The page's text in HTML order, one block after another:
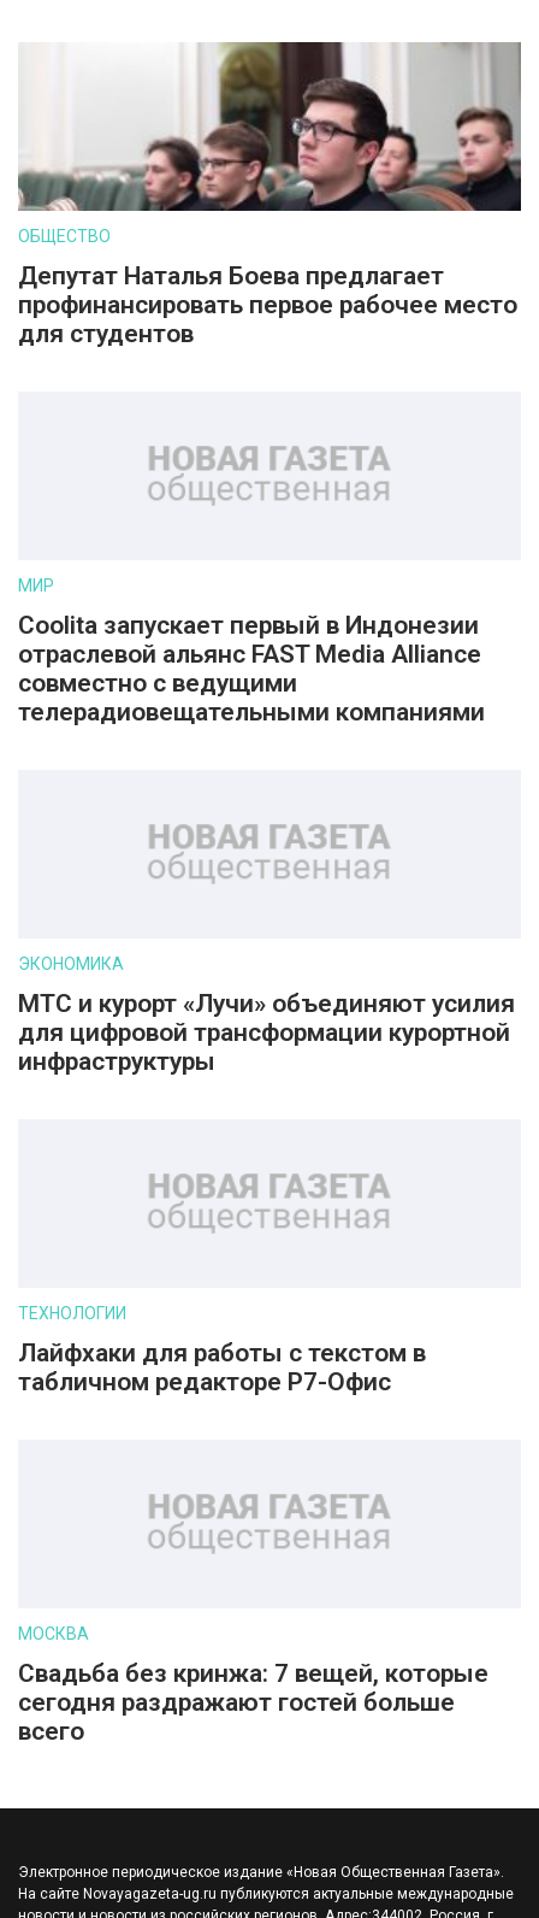
ОБЩЕСТВО
Депутат Наталья Боева предлагает
профинансировать первое рабочее место
для студентов
МИР
Coolita запускает первый в Индонезии
отраслевой альянс FAST Media Alliance
совместно с ведущими
телерадиовещательными компаниями
ЭКОНОМИКА
МТС и курорт «Лучи» объединяют усилия
для цифровой трансформации курортной
инфраструктуры
ТЕХНОЛОГИИ
Лайфхаки для работы с текстом в
табличном редакторе Р7-Офис
МОСКВА
Свадьба без кринжа: 7 вещей, которые
сегодня раздражают гостей больше
всего
Электронное периодическое издание «Новая Общественная Газета».
На сайте Novayagazeta-ug.ru публикуются актуальные международные